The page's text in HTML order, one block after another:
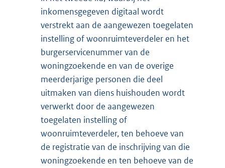
inkomensgegeven digitaal wordt
verstrekt aan de aangewezen toegelaten
instelling of woonruimteverdeler en het
burgerservicenummer van de
woningzoekende en van de overige
meerderjarige personen die deel
uitmaken van diens huishouden wordt
verwerkt door de aangewezen
toegelaten instelling of
woonruimteverdeler, ten behoeve van
de registratie van de inschrijving van die
woningzoekende en ten behoeve van de